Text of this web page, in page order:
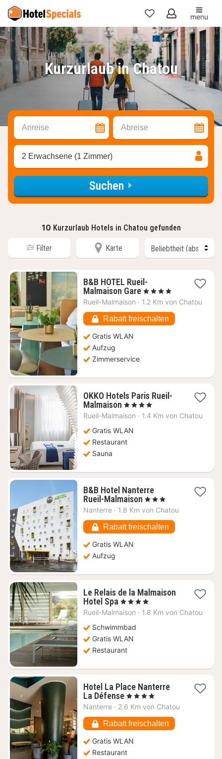
Meine
Favoriten
menu
Kurzurlaub in Chatou
Anreise Abreise
2 Erwachsene (1 Zimmer)
Suchen
10 Kurzurlaub Hotels in Chatou gefunden
Filter Karte
B&B HOTEL Rueil-
Malmaison Gare1
Nacht
72,57
€
, 4 Sterne
Rueil-Malmaison · 1.2 Km von Chatou
Rabatt freischalten
Gratis WLAN
Aufzug
Zimmerservice
OKKO Hotels Paris Rueil-
Malmaison 1
Nacht
71,55
€
, 4 Sterne
Rueil-Malmaison · 1.4 Km von Chatou
Gratis WLAN
Restaurant
Sauna
B&B Hotel Nanterre
Rueil-Malmaison 1
Nacht
55,98
€
, 3 Sterne
Nanterre · 1.8 Km von Chatou
Rabatt freischalten
Gratis WLAN
Aufzug
Le Relais de la Malmaison
Hotel Spa 1
Nacht
94,09
€
, 4 Sterne
Rueil-Malmaison · 1.8 Km von Chatou
Schwimmbad
Gratis WLAN
Restaurant
Hotel La Place Nanterre
La Défense1
Nacht
108,13
€
, 4 Sterne
Nanterre · 2.6 Km von Chatou
Rabatt freischalten
Gratis WLAN
Restaurant